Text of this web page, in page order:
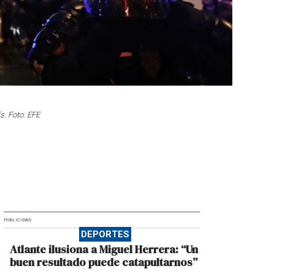
Foto: EFE
PUBLICIDAD
DEPORTES
Atlante ilusiona a Miguel Herrera: “Un
buen resultado puede catapultarnos”